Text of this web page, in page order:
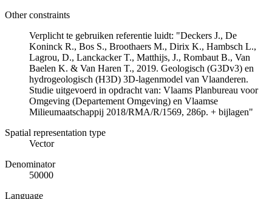
Other constraints
Verplicht te gebruiken referentie luidt: "Deckers J., De
Koninck R., Bos S., Broothaers M., Dirix K., Hambsch L.,
Lagrou, D., Lanckacker T., Matthijs, J., Rombaut B., Van
Baelen K. & Van Haren T., 2019. Geologisch (G3Dv3) en
hydrogeologisch (H3D) 3D-lagenmodel van Vlaanderen.
Studie uitgevoerd in opdracht van: Vlaams Planbureau voor
Omgeving (Departement Omgeving) en Vlaamse
Milieumaatschappij 2018/RMA/R/1569, 286p. + bijlagen"
Spatial representation type
Vector
Denominator
50000
Language